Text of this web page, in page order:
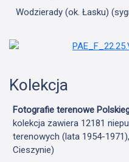
Wodzierady (ok. Łasku)
Kolekcja
Fotografie terenowe
kolekcja zawiera 12181
terenowych (lata 1954-
Cieszynie)